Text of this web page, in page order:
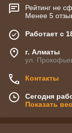
Рейтинг не
Менее 5
Работает с
г. Алматы
ул.
Контакты
Сегодня
Показать